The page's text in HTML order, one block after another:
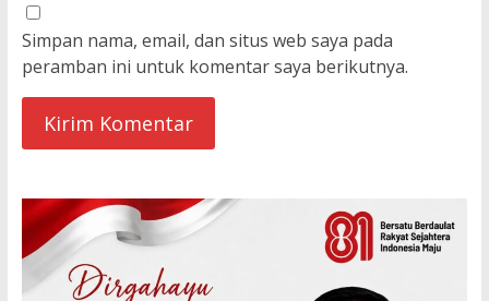
Simpan nama, email, dan situs web saya pada
peramban ini untuk komentar saya berikutnya.